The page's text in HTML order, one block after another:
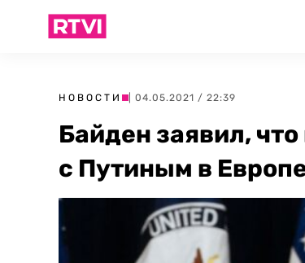
НОВОСТИ | 04.05.2021 / 22:39
Байден заявил,
с Путиным в